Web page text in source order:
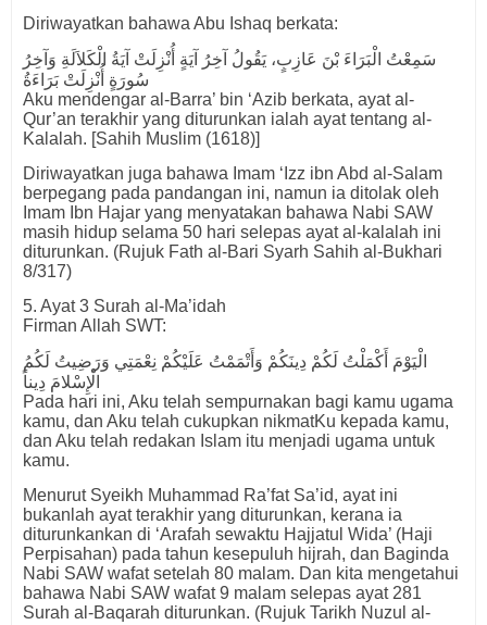
Diriwayatkan bahawa Abu Ishaq berkata:
سَمِعْتُ الْبَرَاءَ بْنَ عَازِبٍ، يَقُولُ آخِرُ آيَةٍ أُنْزِلَتْ آيَةُ الْكَلاَلَةِ وَآخِرُ
سُورَةٍ أُنْزِلَتْ بَرَاءَةُ
Aku mendengar al-Barra’ bin ‘Azib berkata, ayat al-
Qur’an terakhir yang diturunkan ialah ayat tentang al-
Kalalah. [Sahih Muslim (1618)]
Diriwayatkan juga bahawa Imam ‘Izz ibn Abd al-Salam
berpegang pada pandangan ini, namun ia ditolak oleh
Imam Ibn Hajar yang menyatakan bahawa Nabi SAW
masih hidup selama 50 hari selepas ayat al-kalalah ini
diturunkan. (Rujuk Fath al-Bari Syarh Sahih al-Bukhari
8/317)
5. Ayat 3 Surah al-Ma’idah
Firman Allah SWT:
الْيَوْمَ أَكْمَلْتُ لَكُمْ دِينَكُمْ وَأَتْمَمْتُ عَلَيْكُمْ نِعْمَتِي وَرَضِيتُ لَكُمُ
الْإِسْلامَ دِيناً
Pada hari ini, Aku telah sempurnakan bagi kamu ugama
kamu, dan Aku telah cukupkan nikmatKu kepada kamu,
dan Aku telah redakan Islam itu menjadi ugama untuk
kamu.
Menurut Syeikh Muhammad Ra’fat Sa’id, ayat ini
bukanlah ayat terakhir yang diturunkan, kerana ia
diturunkankan di ‘Arafah sewaktu Hajjatul Wida’ (Haji
Perpisahan) pada tahun kesepuluh hijrah, dan Baginda
Nabi SAW wafat setelah 80 malam. Dan kita mengetahui
bahawa Nabi SAW wafat 9 malam selepas ayat 281
Surah al-Baqarah diturunkan. (Rujuk Tarikh Nuzul al-